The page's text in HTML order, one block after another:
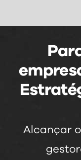
Alcançar